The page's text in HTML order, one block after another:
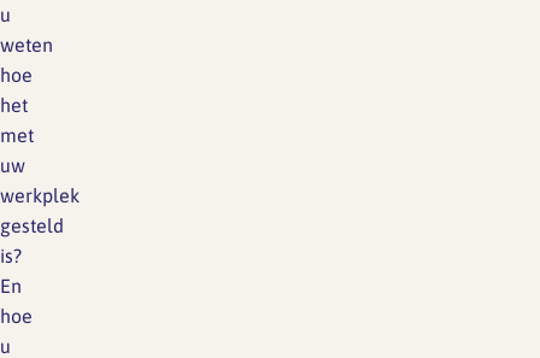
u
weten
hoe
het
met
uw
werkplek
gesteld
is?
En
hoe
u